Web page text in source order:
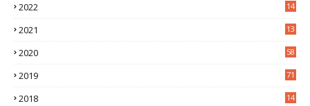
2022 14
2021 13
2020 58
2019 71
2018 14